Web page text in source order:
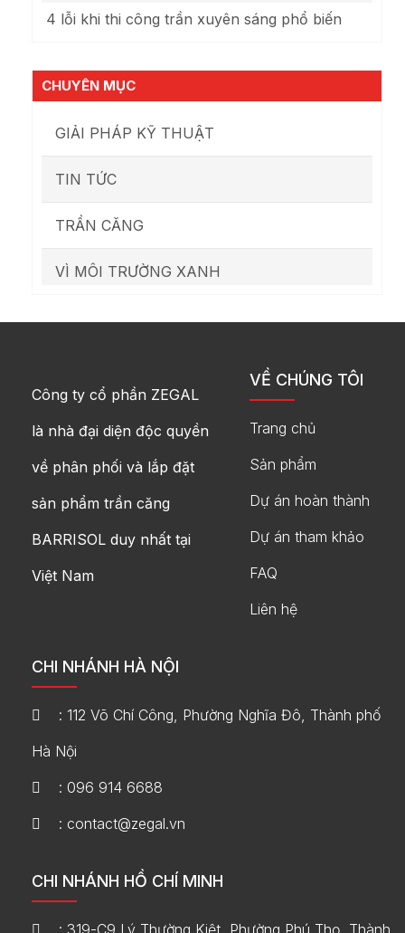
4 lỗi khi thi công trần xuyên sáng phổ biến
CHUYÊN MỤC
GIẢI PHÁP KỸ THUẬT
TIN TỨC
TRẦN CĂNG
VÌ MÔI TRƯỜNG XANH
Công ty cổ phần ZEGAL
là nhà đại diện độc quyền
về phân phối và lắp đặt
sản phẩm trần căng
BARRISOL duy nhất tại
Việt Nam
VỀ CHÚNG TÔI
Trang chủ
Sản phẩm
Dự án hoàn thành
Dự án tham khảo
FAQ
Liên hệ
CHI NHÁNH HÀ NỘI
: 112 Võ Chí Công, Phường Nghĩa Đô, Thành phố
Hà Nội
: 096 914 6688
: contact@zegal.vn
CHI NHÁNH HỒ CHÍ MINH